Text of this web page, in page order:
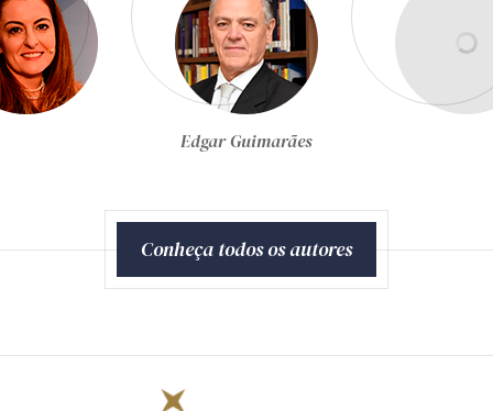
Egon Bockmann Moreira
Conheça todos os autores